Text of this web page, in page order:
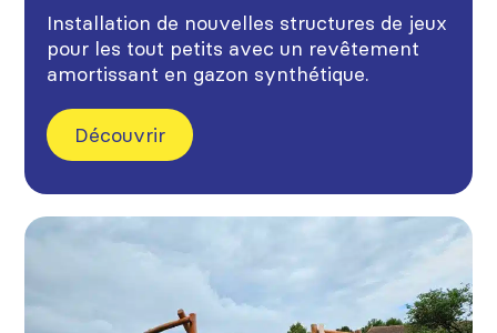
Installation de nouvelles structures de jeux
pour les tout petits avec un revêtement
amortissant en gazon synthétique.
Découvrir